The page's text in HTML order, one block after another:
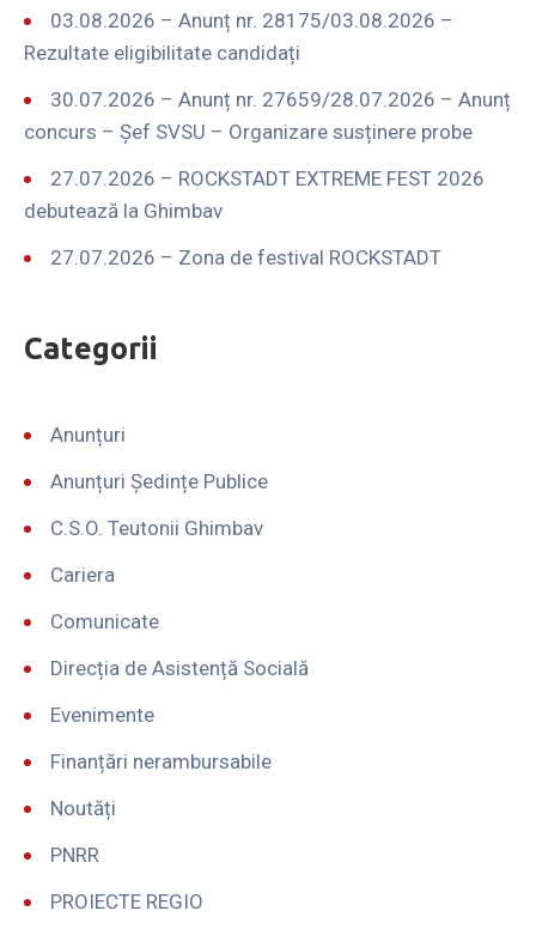
03.08.2026 – Anunț nr. 28175/03.08.2026 –
Rezultate eligibilitate candidați
30.07.2026 – Anunț nr. 27659/28.07.2026 – Anunț
concurs – Șef SVSU – Organizare susținere probe
27.07.2026 – ROCKSTADT EXTREME FEST 2026
debutează la Ghimbav
27.07.2026 – Zona de festival ROCKSTADT
Categorii
Anunțuri
Anunțuri Ședințe Publice
C.S.O. Teutonii Ghimbav
Cariera
Comunicate
Direcția de Asistență Socială
Evenimente
Finanțări nerambursabile
Noutăți
PNRR
PROIECTE REGIO